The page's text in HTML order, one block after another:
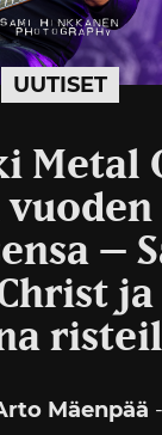
UUTISET
Metal
–
ja
Mäenpää